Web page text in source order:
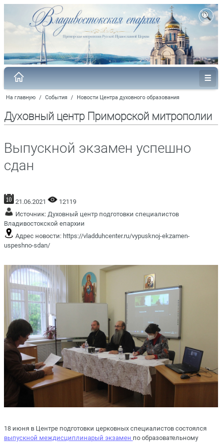
На главную / События / Новости Центра духовного образования
Духовный центр Приморской митрополии
Выпускной экзамен успешно
сдан
21.06.2021
12119
Источник: Духовный центр подготовки специалистов
Владивостокской епархии
Адрес новости: https://vladduhcenter.ru/vypusknoj-ekzamen-
uspeshno-sdan/
18 июня в Центре подготовки церковных специалистов состоялся
выпускной междисциплинарый экзамен по образовательному